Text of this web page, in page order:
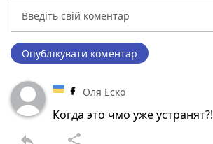
Опублікувати коментар
Оля Еско
Когда это чмо уже устранят?!
reply share